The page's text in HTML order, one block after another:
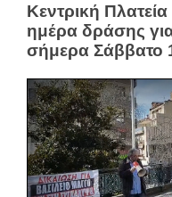
Κεντρική
ημέρα δράσης
σήμερα Σάββατο